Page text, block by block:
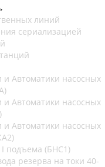
линий
сериализацией
Автоматики насосных
Автоматики насосных
Автоматики насосных
I подъема (БНС1)
резерва на токи 40-